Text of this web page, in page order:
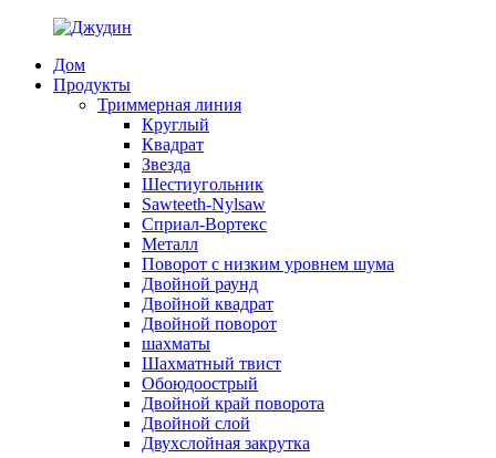
Дом
Продукты
Триммерная линия
Круглый
Квадрат
Звезда
Шестиугольник
Sawteeth-Nylsaw
Сприал-Вортекс
Металл
Поворот с низким уровнем шума
Двойной раунд
Двойной квадрат
Двойной поворот
шахматы
Шахматный твист
Обоюдоострый
Двойной край поворота
Двойной слой
Двухслойная закрутка